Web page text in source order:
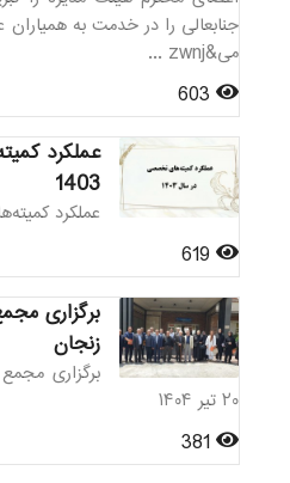
جنابعالی را در خدمت به همیاران
می&zwnj ...
عملکرد
1403
عملکرد
برگزاری
زنجان
برگزاری
۲۰ تیر ۱۴۰۴